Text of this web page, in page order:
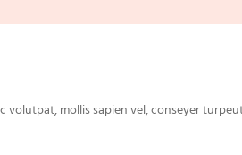
mollis sapien vel, conseyer